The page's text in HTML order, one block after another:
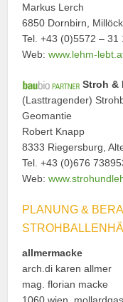
Markus Lerch
6850 Dornbirn,
Tel. +43 (0)5572 – 31
Web:www.lehm-
Stroh &
(Lasttragender)
Geomantie
Robert Knapp
8333 Riegersburg,
Tel. +43 (0)676
Web:
PLANUNG &
allmermacke
arch.di karen allmer
mag. florian macke